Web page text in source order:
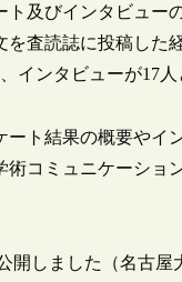
及びインタビュー
査読誌に投稿した
インタビューが17人
ト結果の概要やイ
コミュニケーショ
ました（名古屋大